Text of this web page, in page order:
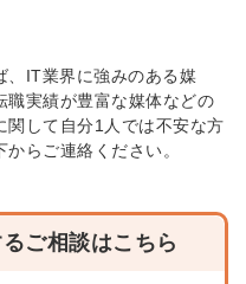
、IT業界に強みのある媒
職実績が豊富な媒体などの
関して自分1人では不安な方
らご連絡ください。
ご相談はこちら